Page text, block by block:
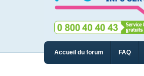
Accueil du forum FAQ